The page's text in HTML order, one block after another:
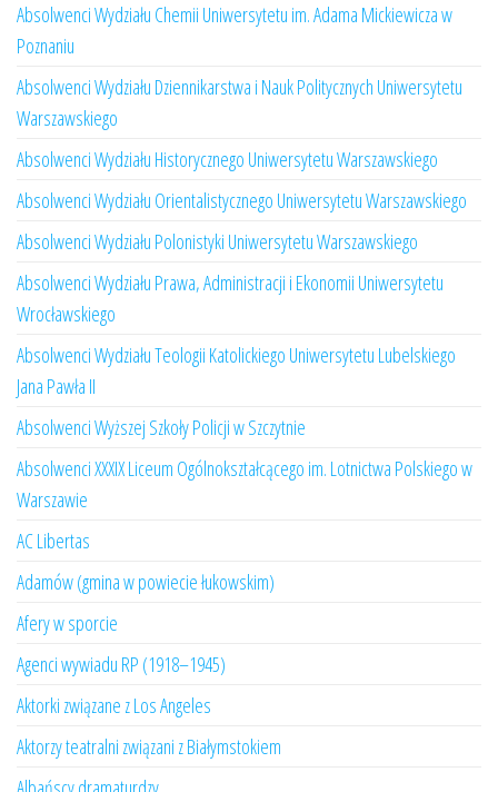
Absolwenci Wydziału Chemii Uniwersytetu im. Adama Mickiewicza w
Poznaniu
Absolwenci Wydziału Dziennikarstwa i Nauk Politycznych Uniwersytetu
Warszawskiego
Absolwenci Wydziału Historycznego Uniwersytetu Warszawskiego
Absolwenci Wydziału Orientalistycznego Uniwersytetu Warszawskiego
Absolwenci Wydziału Polonistyki Uniwersytetu Warszawskiego
Absolwenci Wydziału Prawa, Administracji i Ekonomii Uniwersytetu
Wrocławskiego
Absolwenci Wydziału Teologii Katolickiego Uniwersytetu Lubelskiego
Jana Pawła II
Absolwenci Wyższej Szkoły Policji w Szczytnie
Absolwenci XXXIX Liceum Ogólnokształcącego im. Lotnictwa Polskiego w
Warszawie
AC Libertas
Adamów (gmina w powiecie łukowskim)
Afery w sporcie
Agenci wywiadu RP (1918–1945)
Aktorki związane z Los Angeles
Aktorzy teatralni związani z Białymstokiem